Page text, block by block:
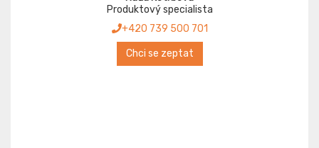
Produktový specialista
+420 739 500 701
Chci se zeptat